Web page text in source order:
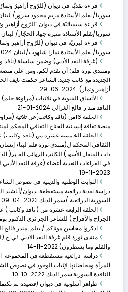
الحلقة 16من (ناقد وك�
يناير 20, 2024
الحلقة الخامسة عشر�
نوفمبر 19, 2023
الثوابت الوطنية وا�
قراءة نقديّة في ديوان (للرّوح أزاهيرُ
سوريا/ بقلم الأستاذة مريم محمود سرور/
قراءة سيميائيّة في ديوان “للرّوح
سوريا/بقلم الأستاذة منيرة جهاد الحجّار/ لبنان
قراءة ليزريّة في ديوان (للرّوح أزاهير
سوريا/ بقلم الأستاذة تمارا شلهوب/لبنان07-13
(غرفة النقد الأدبي) وضمن سلسلة (ناقد
الجديدة مع كاتب جديد. الشاعر حكمت نايف
أزاهير وثمار). 2024-06-29
الأنساق البنيوية في ثلاثيات (مراوغة
الناقد منذ ر فالح الغزالي2024-01-21
الحلقة 16من (ناقد وكاتب)عن
منصة ثقافة إنسانية الحناح الثقافي المحكم
الحلقة الخامسة عشرة من (ناقد وكاتب)
الثقافي المحكم ل(منتدى ثورة قلم لبناء
ذات المنقار الأسود) للكاتب الروائي
في القراءات النقدية أعضاء (غرفة النقد
2023-11-19
الثوابت الوطنية والدينية في نصوص
دراسة نقدية ذرائعية مستقطعة لديوان/أناشيد
السورية الذرائعية /سمر الديك 2023-04-09
الحلقة الرابعة عشرة من ( ناقد وكاتب )
الجراح والأفراح ) للشاعر الجزائري الدكتور
اذكروا محاسن موتاكم / بقلم: منذر فالح
والقلم وما يسطرون)2022-11-14
دراسة ذرائعية مستقطعة في المجموعة
المرأة ومخاضاتها لإثبات الوجود في نصوص
الناقدة السورية سمر الديك2022-10-10
ظواهر أسلوبية في ديوان (قصيدة لم